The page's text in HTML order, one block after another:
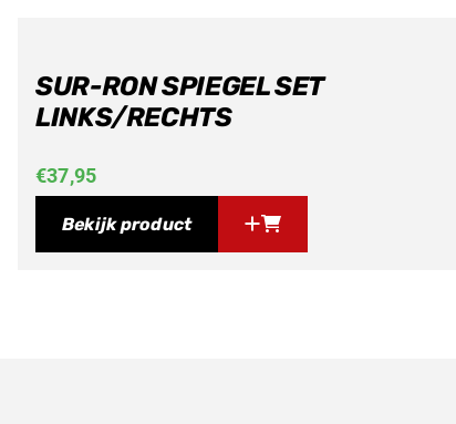
SUR-RON SPIEGEL SET
LINKS/RECHTS
€37,95
Bekijk product